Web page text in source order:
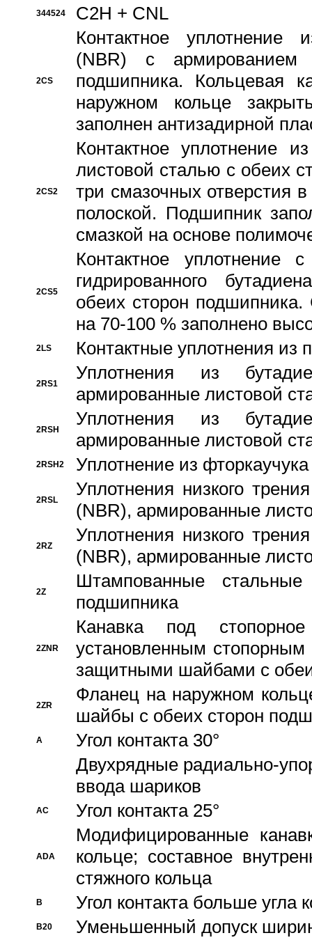
344524 C2H + CNL
2CS
Контактное уплотнение
(NBR) с
подшипника. Кольцевая
наружном кольце
заполнен антизадирной
2CS2
Контактное уплотнение
листовой сталью с обеих
три смазочных отверстия
полоской. Подшипник
смазкой на основе
2CS5
Контактное уплотнение
гидрированного
обеих сторон
на 70-100 % заполнено
2LS Контактные уплотнения из
2RS1
Уплотнения из
армированные листовой
2RSH
Уплотнения из
армированные листовой
2RSH2 Уплотнение из
2RSL
Уплотнения низкого
(NBR), армированные
2RZ
Уплотнения низкого
(NBR), армированные
2Z
Штампованные
подшипника
2ZNR
Канавка под
установленным
защитными шайбами с
2ZR
Фланец на наружном
шайбы с обеих сторон
A
Угол контакта 30°
Двухрядные радиально-
ввода шариков
AC Угол контакта 25°
ADA
Модифицированные
кольце; составное
стяжного кольца
B Угол контакта больше угла
B20 Уменьшенный допуск